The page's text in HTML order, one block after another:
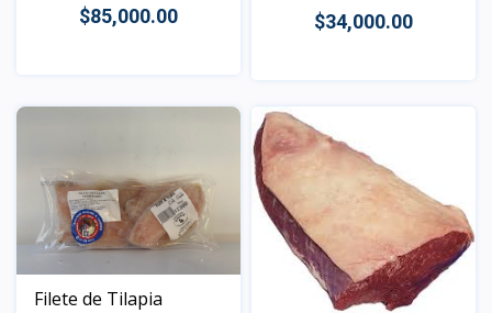
$85,000.00 $34,000.00
Filete de Tilapia